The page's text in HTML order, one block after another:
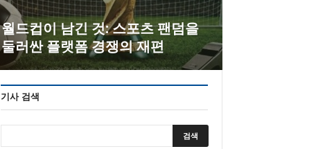
월드컵이 남긴 것: 스포츠 팬덤을
둘러싼 플랫폼 경쟁의 재편
기사 검색